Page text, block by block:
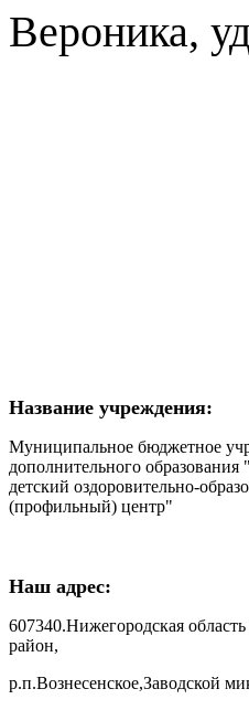
Вероника,
Название учреждения:
Муниципальное бюджетное
дополнительного образования
детский оздоровительно-
(профильный) центр"
Наш адрес:
607340.Нижегородская
район,
р.п.Вознесенское,Заводской